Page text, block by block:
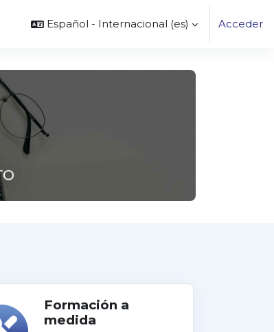
Español - Internacional ‎(es)‎ Acceder
Formación a
medida